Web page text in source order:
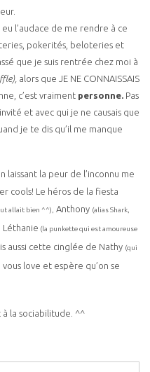
l’audace de me rendre à ce
pokerités, beloteries et
que je suis rentrée chez moi à
alors que JE NE CONNAISSAIS
c’est vraiment personne. Pas
et avec qui je ne causais que
je te dis qu’il me manque
laissant la peur de l’inconnu me
cools! Le héros de la fiesta
allait bien ^^), Anthony (alias Shark,
Léthanie (la punkette qui est amoureuse
aussi cette cinglée de Nathy (qui
vous love et espère qu’on se
la sociabilitude. ^^